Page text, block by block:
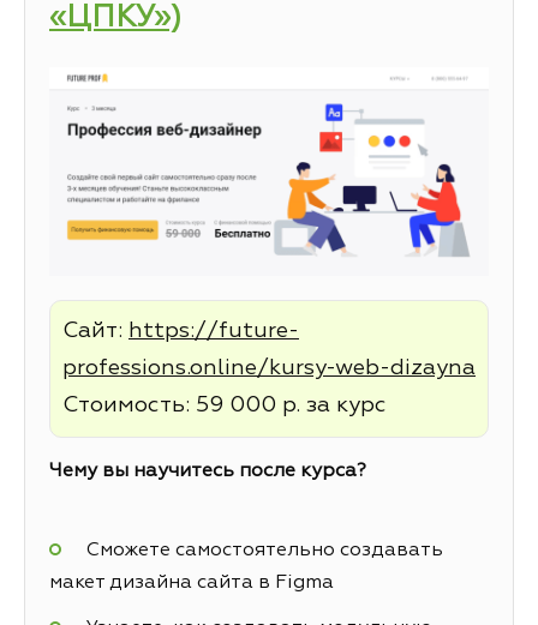
«ЦПКУ»)
Сайт: https://future-
professions.online/kursy-web-dizayna
Стоимость: 59 000 р. за курс
Чему вы научитесь после курса?
Сможете самостоятельно создавать
макет дизайна сайта в Figma